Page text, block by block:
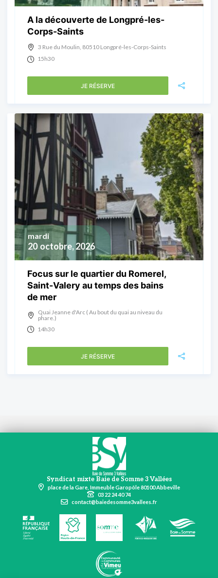
A la découverte de Longpré-les-
Corps-Saints
3 Rue du Moulin, 80510 Longpré-les-Corps-Saints
15h30
JE RÉSERVE
20 octobre, 2026
mardi
Focus sur le quartier du Romerel,
Saint-Valery au temps des bains
de mer
Quai Jeanne d'Arc ( Au bout du quai au niveau du
phare.)
14h30
JE RÉSERVE
Syndicat mixte Baie de Somme 3 Vallées
place de la Gare, Immeuble Garopôle 80100 Abbeville
03 22 24 40 74
contact@baiedesomme3vallees.fr